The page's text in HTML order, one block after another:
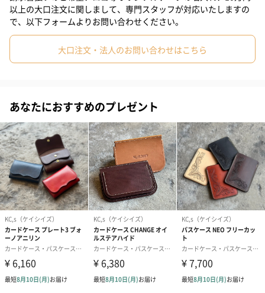
マチ付きで名刺が30枚前後収納可能、名刺交換の多い営業マンに
もおすすめです。
シンプルなデザインで、スーツやカジュアルなど、どんなシチュ
エーションや服装にもベストマッチします。
仕切りが付いているので、機能的に別けて名刺を収納できます。
片面にはいただいた名刺をサッと収めれるようにポケットを装備
しています。
カウハイド（牛皮革）
素材のカウハイド（牛皮革）とは、生後2年くらいの牝（めす）の
成牛革で既に出産した革を言います。革の銀面は細かく上質な物
だけを使用しております。
カラー
以上の大口注文に関しまして、専門スタッフが対応いたしますの
で、以下フォームよりお問い合わせください。
大口注文・法人のお問い合わせはこちら
あなたにおすすめのプレゼント